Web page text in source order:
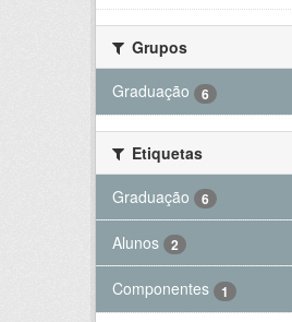
Grupos
Graduação
6
Etiquetas
Graduação
6
Alunos 2
Componentes 1